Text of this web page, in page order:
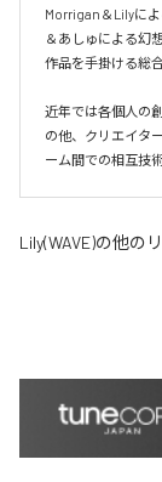
Morrigan＆Lilyに
＆あしゅによる幻
作品を手掛ける総
近年では各個人の
の他、クリエイタ
ーム間での相互技
Lily(WAVE)の他の